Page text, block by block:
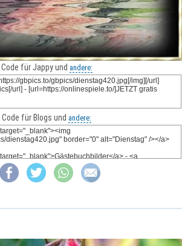
Code für Jappy und andere:
Code für Blogs und andere: